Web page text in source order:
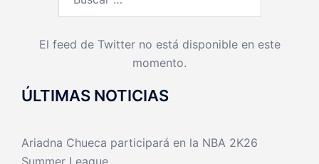
El feed de Twitter no está disponible en este
momento.
ÚLTIMAS NOTICIAS
Ariadna Chueca participará en la NBA 2K26
Summer League